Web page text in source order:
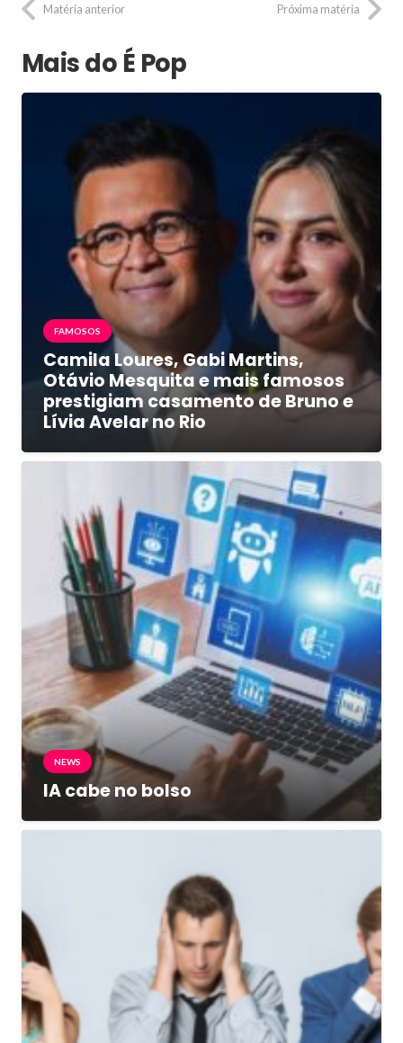
Matéria anterior Próxima matéria
Mais do É Pop
FAMOSOS
Camila Loures, Gabi Martins,
Otávio Mesquita e mais famosos
prestigiam casamento de Bruno e
Lívia Avelar no Rio
NEWS
IA cabe no bolso